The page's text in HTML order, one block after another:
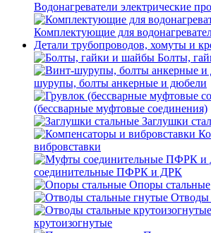
Водонагреватели электрические
Комплектующие для
Детали трубопроводов, хомуты и
Болты,
шурупы, болты анкерные и дюбели
(бессварные муфтовые соединения)
Заглушки
вибровставки
соединительные ПФРК и ДРК
Опоры стальные
Отводы
крутоизогнутые